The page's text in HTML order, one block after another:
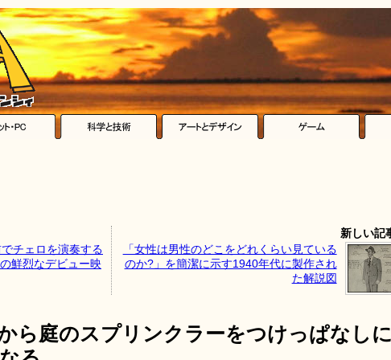
チェロを演奏する
鮮烈なデビュー映
新しい記
「女性は男性のどこをどれくらい見ている
のか?」を簡潔に示す1940年代に製作され
た解説図
ら庭のスプリンクラーをつけっぱなし